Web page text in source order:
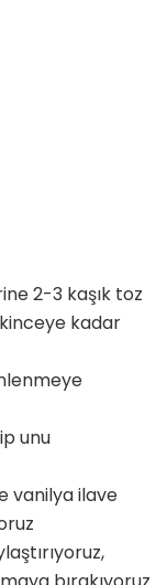
2-3 kaşık toz
kadar
unu
vanilya ilave